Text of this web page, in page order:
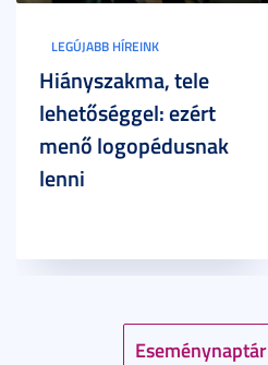
Eseménynaptár
LEGÚJABB HÍREINK
Hiányszakma, tele
lehetőséggel: ezért
menő logopédusnak
lenni